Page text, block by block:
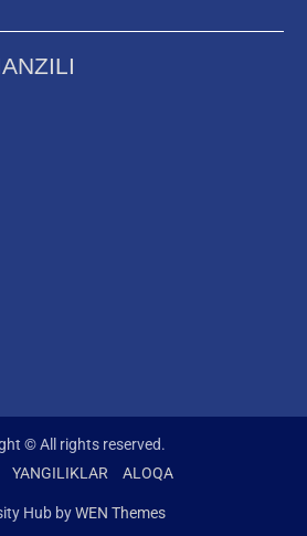
© All rights reserved.
YANGILIKLAR ALOQA
Hub byWEN Themes